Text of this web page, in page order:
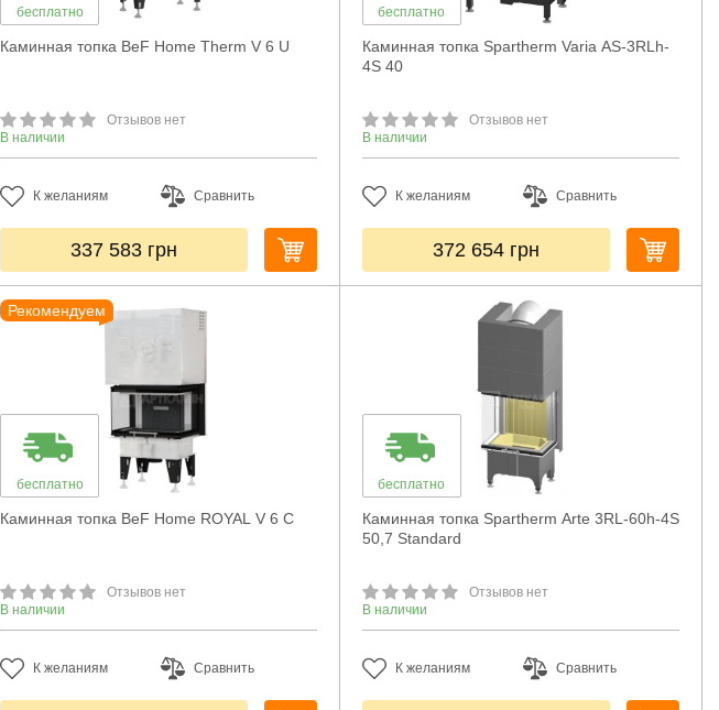
бесплатно
Каминная топка BeF Home Therm V 6 U
Отзывов нет
В наличии
К желаниям Сравнить
337 583 грн
бесплатно
Каминная топка Spartherm Varia AS-3RLh-
4S 40
Отзывов нет
В наличии
К желаниям Сравнить
372 654 грн
Рекомендуем
бесплатно
Каминная топка BeF Home ROYAL V 6 C
Отзывов нет
В наличии
К желаниям Сравнить
бесплатно
Каминная топка Spartherm Arte 3RL-60h-4S
50,7 Standard
Отзывов нет
В наличии
К желаниям Сравнить